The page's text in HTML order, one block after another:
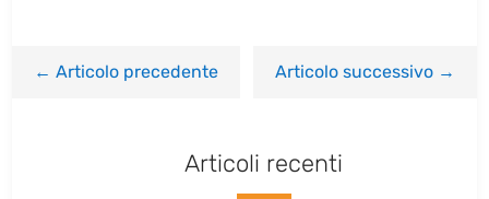
←Articolo precedente Articolo successivo→
Articoli recenti